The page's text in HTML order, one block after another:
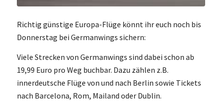
Richtig günstige Europa-Flüge könnt ihr euch noch bis
Donnerstag bei Germanwings sichern:
Viele Strecken von Germanwings sind dabei schon ab
19,99 Euro pro Weg buchbar. Dazu zählen z.B.
innerdeutsche Flüge von und nach Berlin sowie Tickets
nach Barcelona, Rom, Mailand oder Dublin.